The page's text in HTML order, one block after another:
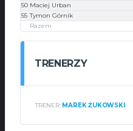
50 Maciej Urban
55 Tymon Górnik
Razem
TRENERZY
TRENER: MAREK ŻUKOWSKI